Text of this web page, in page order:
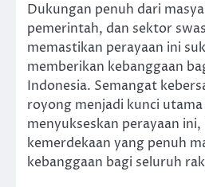
Dukungan penuh dari
pemerintah, dan sektor
memastikan perayaan ini
memberikan kebanggaan
Indonesia. Semangat
royong menjadi kunci utama
menyukseskan perayaan
kemerdekaan yang penuh
kebanggaan bagi seluruh